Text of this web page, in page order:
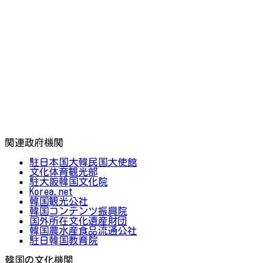
関連政府機関
駐日本国大韓民国大使館
文化体育観光部
駐大阪韓国文化院
Korea.net
韓国観光公社
韓国コンテンツ振興院
国外所在文化遺産財団
韓国農水産食品流通公社
駐日韓国教育院
韓国の文化機関